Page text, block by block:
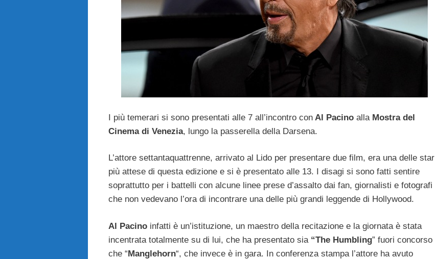
I più temerari si sono presentati alle 7 all’incontro con Al Pacino alla Mostra del
Cinema di Venezia, lungo la passerella della Darsena.
L’attore settantaquattrenne, arrivato al Lido per presentare due film, era una delle star
più attese di questa edizione e si è presentato alle 13. I disagi si sono fatti sentire
soprattutto per i battelli con alcune linee prese d’assalto dai fan, giornalisti e fotografi
che non vedevano l’ora di incontrare una delle più grandi leggende di Hollywood.
Al Pacino infatti è un’istituzione, un maestro della recitazione e la giornata è stata
incentrata totalmente su di lui, che ha presentato sia “The Humbling” fuori concorso
che “Manglehorn“, che invece è in gara. In conferenza stampa l’attore ha avuto